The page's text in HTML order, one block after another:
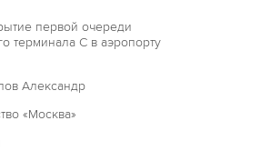
первой очереди
терминала С в аэропорту
Александр
«Москва»